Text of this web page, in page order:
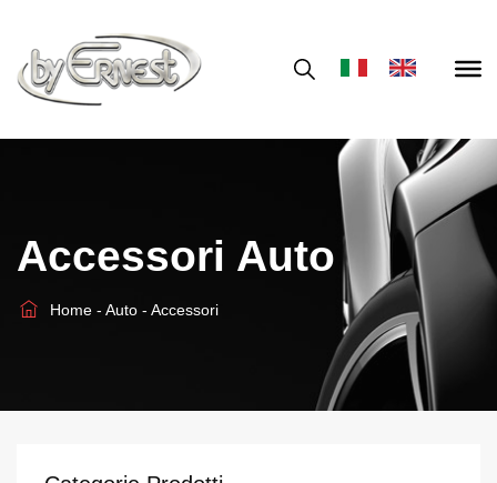
Accessori Auto
Home-Auto-Accessori